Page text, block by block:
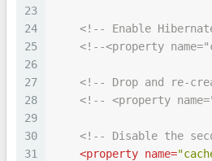
23
24
25
26
27
28
29
30
31
<!-- Enable
<!--<property
<!-- Drop and re-
<!-- <property
<!-- Disable the
<property name=